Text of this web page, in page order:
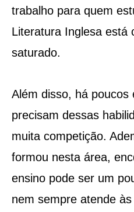
trabalho para quem
Literatura Inglesa está
saturado.
Além disso, há poucos
precisam dessas
muita competição.
formou nesta área,
ensino pode ser um
nem sempre atende